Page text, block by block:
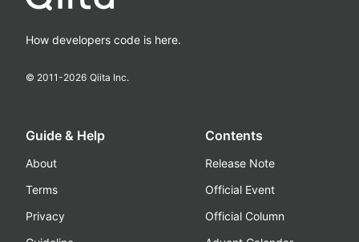
How developers code is here.
© 2011-2026 Qiita Inc.
Guide & Help
About
Terms
Privacy
Contents
Release Note
Official Event
Official Column